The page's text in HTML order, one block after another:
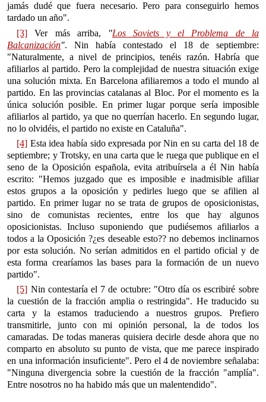
jamás dudé que fuera necesario. Pero para conseguirlo hemos
tardado un año".
[3] Ver más arriba, "Los Soviets y el Problema de la
Balcanización". Nin había contestado el 18 de septiembre:
"Naturalmente, a nivel de principios, tenéis razón. Habría que
afiliarlos al partido. Pero la complejidad de nuestra situación exige
una solución mixta. En Barcelona afiliaremos a todo el mundo al
partido. En las provincias catalanas al Bloc. Por el momento es la
única solución posible. En primer lugar porque sería imposible
afiliarlos al partido, ya que no querrían hacerlo. En segundo lugar,
no lo olvidéis, el partido no existe en Cataluña".
[4] Esta idea había sido expresada por Nin en su carta del 18 de
septiembre; y Trotsky, en una carta que le ruega que publique en el
seno de la Oposición española, evita atribuírsela a él Nin había
escrito: "Hemos juzgado que es imposible e inadmisible afiliar
estos grupos a la oposición y pedirles luego que se afilien al
partido. En primer lugar no se trata de grupos de oposicionistas,
sino de comunistas recientes, entre los que hay algunos
oposicionistas. Incluso suponiendo que pudiésemos afiliarlos a
todos a la Oposición ?¿es deseable esto?? no debemos inclinarnos
por esta solución. No serían admitidos en el partido oficial y de
esta forma crearíamos las bases para la formación de un nuevo
partido".
[5] Nin contestaría el 7 de octubre: "Otro día os escribiré sobre
la cuestión de la fracción amplia o restringida". He traducido su
carta y la estamos traduciendo a nuestros grupos. Prefiero
transmitirle, junto con mi opinión personal, la de todos los
camaradas. De todas maneras quisiera decirle desde ahora que no
comparto en absoluto su punto de vista, que me parece inspirado
en una información insuficiente". Pero el 4 de noviembre señalaba:
"Ninguna divergencia sobre la cuestión de la fracción "amplía".
Entre nosotros no ha habido más que un malentendido".